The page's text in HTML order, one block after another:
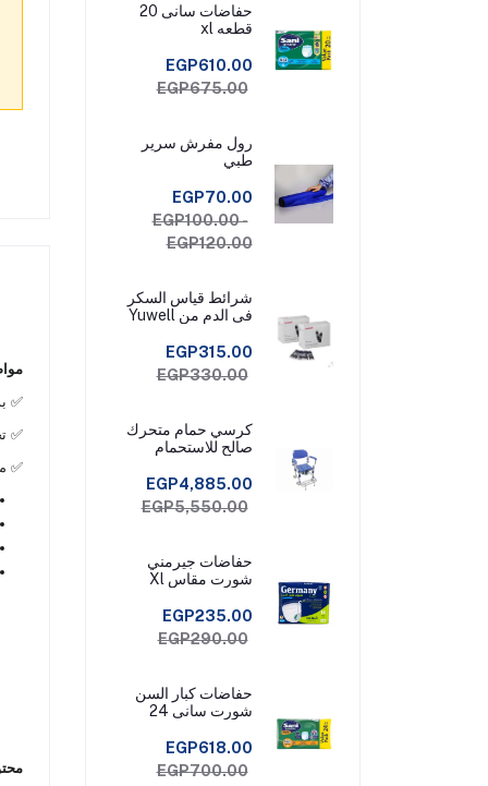
حفاضات سانى 20
قطعه xl
EGP610.00
EGP675.00
رول مفرش سرير
طبي
EGP70.00
EGP100.00 -
EGP120.00
شرائط قياس السكر
فى الدم من Yuwell
شريط قياس
EGP315.00
EGP330.00
كرسي حمام متحرك
صالح للاستحمام
EGP4,885.00
EGP5,550.00
حفاضات جيرمني
شورت مقاس Xl
EGP235.00
EGP290.00
حفاضات كبار السن
شورت سانى 24
EGP618.00
EGP700.00
✅
✅
✅